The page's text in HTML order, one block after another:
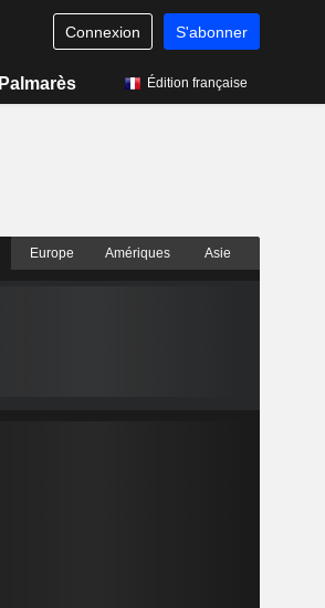
Connexion S'abonner
Palmarès Édition française
Europe Amériques Asie